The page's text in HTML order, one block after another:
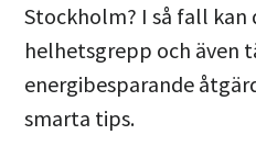
Stockholm? I så fall
helhetsgrepp och även
energibesparande
smarta tips.